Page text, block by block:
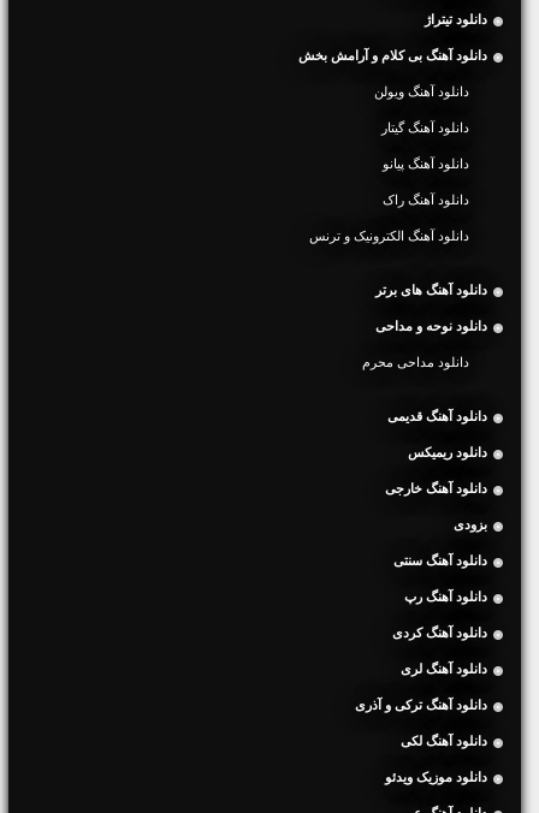
دانلود تیتراژ
دانلود آهنگ بی کلام و آرامش بخش
دانلود آهنگ ویولن
دانلود آهنگ گیتار
دانلود آهنگ پیانو
دانلود آهنگ راک
دانلود آهنگ الکترونیک و ترنس
دانلود آهنگ های برتر
دانلود نوحه و مداحی
دانلود مداحی محرم
دانلود آهنگ قدیمی
دانلود ریمیکس
دانلود آهنگ خارجی
بزودی
دانلود آهنگ سنتی
دانلود آهنگ رپ
دانلود آهنگ کردی
دانلود آهنگ لری
دانلود آهنگ ترکی و آذری
دانلود آهنگ لکی
دانلود موزیک ویدئو